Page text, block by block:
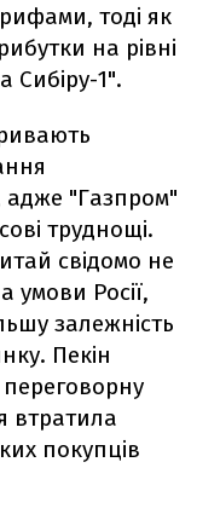
тоді як
на рівні
Сибіру-1".
адже "Газпром"
труднощі.
свідомо не
умови Росії,
залежність
Пекін
втратила
покупців